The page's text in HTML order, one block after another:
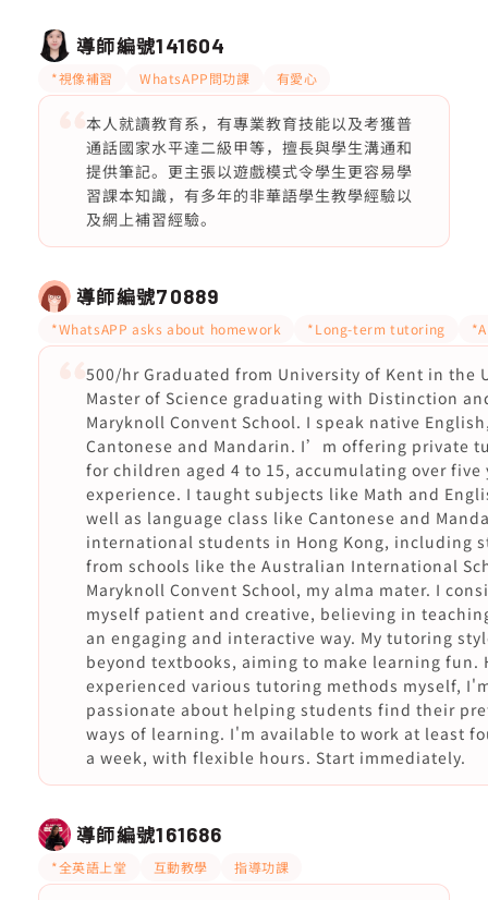
導師編號141604
*視像補習 WhatsAPP問功課 有愛心
本人就讀教育系，有專業教育技能以及考獲普
通話國家水平達二級甲等，擅長與學生溝通和
提供筆記。更主張以遊戲模式令學生更容易學
習課本知識，有多年的非華語學生教學經驗以
及網上補習經驗。
導師編號70889
*WhatsAPP asks about homework *Long-term tutoring
500/hr Graduated from University of Kent in the
Master of Science graduating with Distinction
Maryknoll Convent School. I speak native
Cantonese and Mandarin. I’m offering private
for children aged 4 to 15, accumulating over five
experience. I taught subjects like Math and
well as language class like Cantonese and
international students in Hong Kong, including
from schools like the Australian International
Maryknoll Convent School, my alma mater. I
myself patient and creative, believing in
an engaging and interactive way. My tutoring
beyond textbooks, aiming to make learning fun.
experienced various tutoring methods myself,
passionate about helping students find their
ways of learning. I'm available to work at least
a week, with flexible hours. Start immediately.
導師編號161686
*全英語上堂 互動教學 指導功課